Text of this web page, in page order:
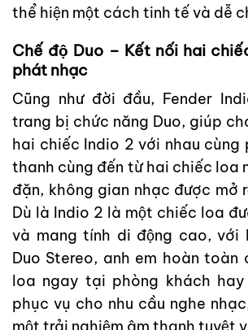
thể hiện một cách tinh tế và dễ
Chế độ Duo – Kết nối hai
phát nhạc
Cũng như đời đầu, Fender
trang bị chức năng Duo, giúp
hai chiếc Indio 2 với nhau cùng
thanh cùng đến từ hai chiếc loa
đặn, không gian nhạc được mở
Dù là Indio 2 là một chiếc loa
và mang tính di động cao, với
Duo Stereo, anh em hoàn
loa ngay tại phòng khách
phục vụ cho nhu cầu nghe